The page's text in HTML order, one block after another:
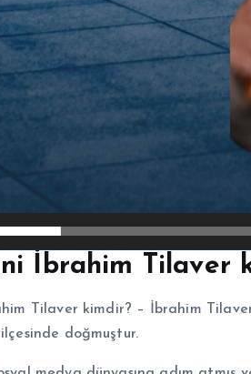
İbrahim Tilaver
Tilaver kimdir? – İbrahim
doğmuştur.